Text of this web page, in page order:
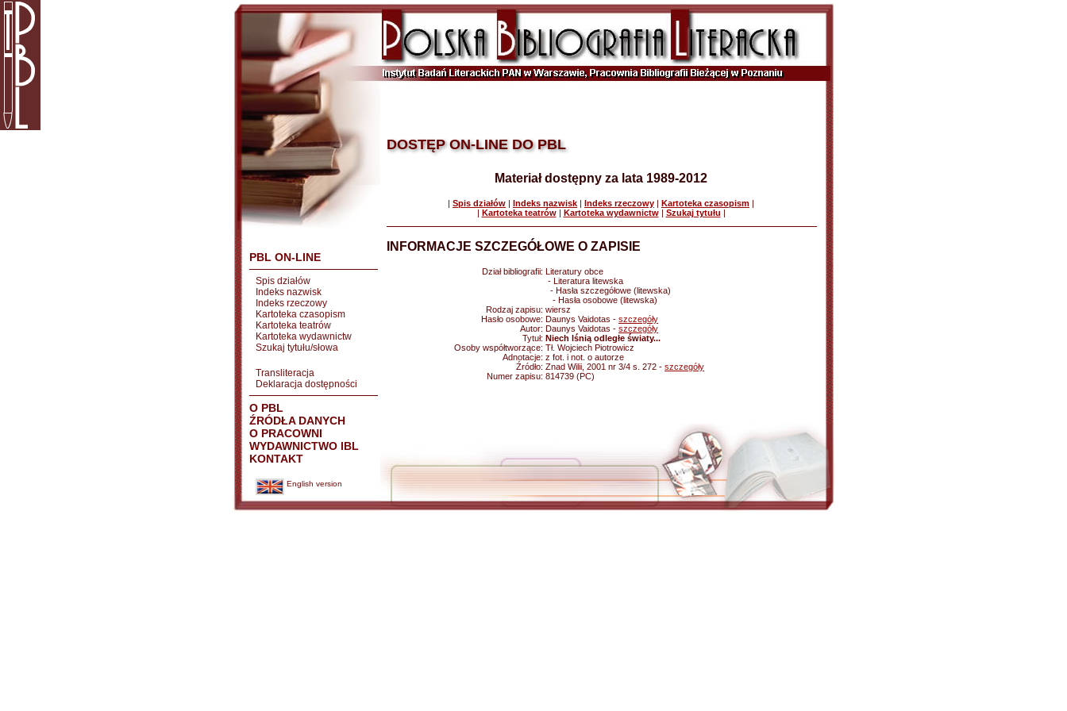
PBL ON-LINE
Spis działów
Indeks nazwisk
Indeks rzeczowy
Kartoteka czasopism
Kartoteka teatrów
Kartoteka wydawnictw
Szukaj tytułu/słowa
Transliteracja
Deklaracja dostępności
O PBL
ŹRÓDŁA DANYCH
O PRACOWNI
WYDAWNICTWO IBL
KONTAKT
English version
DOSTĘP ON-LINE DO PBL
Materiał dostępny za lata 1989-2012
| Spis działów | Indeks nazwisk | Indeks rzeczowy | Kartoteka czasopism |
| Kartoteka teatrów| Kartoteka wydawnictw| Szukaj tytułu |
INFORMACJE SZCZEGÓŁOWE O ZAPISIE
Dział bibliografii: Literatury obce
- Literatura litewska
- Hasła szczegółowe (litewska)
- Hasła osobowe (litewska)
Rodzaj zapisu: wiersz
Hasło osobowe: Daunys Vaidotas - szczegóły
Autor: Daunys Vaidotas - szczegóły
Tytuł: Niech lśnią odległe światy...
Osoby współtworzące: Tł. Wojciech Piotrowicz
Adnotacje: z fot. i not. o autorze
Źródło: Znad Wilii, 2001 nr 3/4 s. 272 - szczegóły
Numer zapisu: 814739 (PC)